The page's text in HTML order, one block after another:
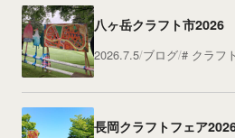
八ヶ岳クラフト市2026
2026.7.5 ブログ クラフト
長岡クラフトフェア